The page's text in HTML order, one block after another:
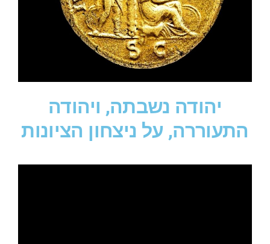
יהודה נשבתה, ויהודה
התעוררה, על ניצחון הציונות